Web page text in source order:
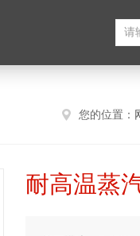
您的位置：
耐高温蒸